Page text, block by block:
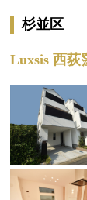
杉並区
Luxsis 西荻